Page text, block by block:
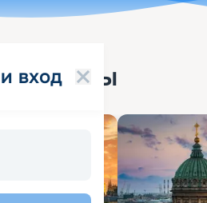
вход
круизы